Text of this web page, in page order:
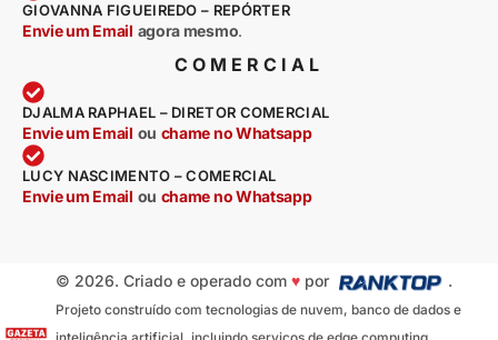
GIOVANNA FIGUEIREDO – REPÓRTER
Envie um Email agora mesmo.
COMERCIAL
DJALMA RAPHAEL – DIRETOR COMERCIAL
Envie um Email ou chame no Whatsapp
LUCY NASCIMENTO – COMERCIAL
Envie um Email ou chame no Whatsapp
© 2026. Criado e operado com ♥por .
Projeto construído com tecnologias de nuvem, banco de dados e